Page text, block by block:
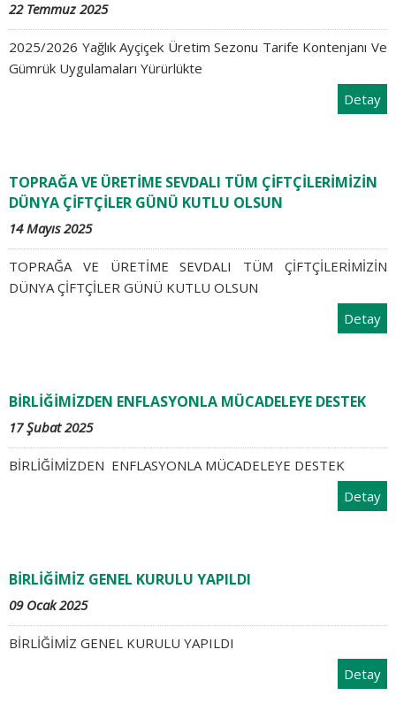
22 Temmuz 2025
2025/2026 Yağlık Ayçiçek Üretim Sezonu Tarife Kontenjanı Ve
Gümrük Uygulamaları Yürürlükte
Detay
TOPRAĞA VE ÜRETİME SEVDALI TÜM ÇİFTÇİLERİMİZİN
DÜNYA ÇİFTÇİLER GÜNÜ KUTLU OLSUN
14 Mayıs 2025
TOPRAĞA VE ÜRETİME SEVDALI TÜM ÇİFTÇİLERİMİZİN
DÜNYA ÇİFTÇİLER GÜNÜ KUTLU OLSUN
Detay
BİRLİĞİMİZDEN ENFLASYONLA MÜCADELEYE DESTEK
17 Şubat 2025
BİRLİĞİMİZDEN ENFLASYONLA MÜCADELEYE DESTEK
Detay
BİRLİĞİMİZ GENEL KURULU YAPILDI
09 Ocak 2025
BİRLİĞİMİZ GENEL KURULU YAPILDI
Detay